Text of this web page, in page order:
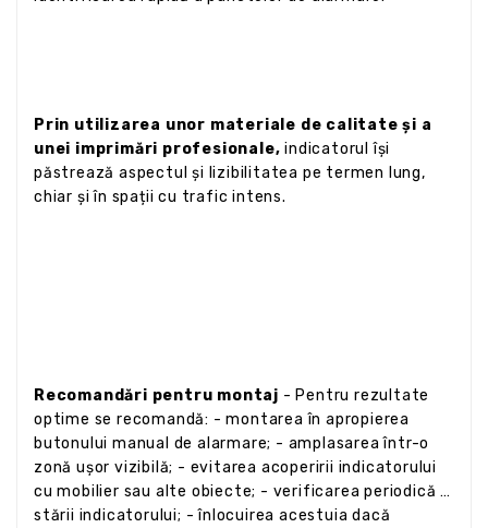
Prin utilizarea unor materiale de calitate și a
unei imprimări profesionale, indicatorul își
păstrează aspectul și lizibilitatea pe termen lung,
chiar și în spații cu trafic intens.
Recomandări pentru montaj - Pentru rezultate
optime se recomandă: - montarea în apropierea
butonului manual de alarmare; - amplasarea într-o
zonă ușor vizibilă; - evitarea acoperirii indicatorului
cu mobilier sau alte obiecte; - verificarea periodică a
stării indicatorului; - înlocuirea acestuia dacă